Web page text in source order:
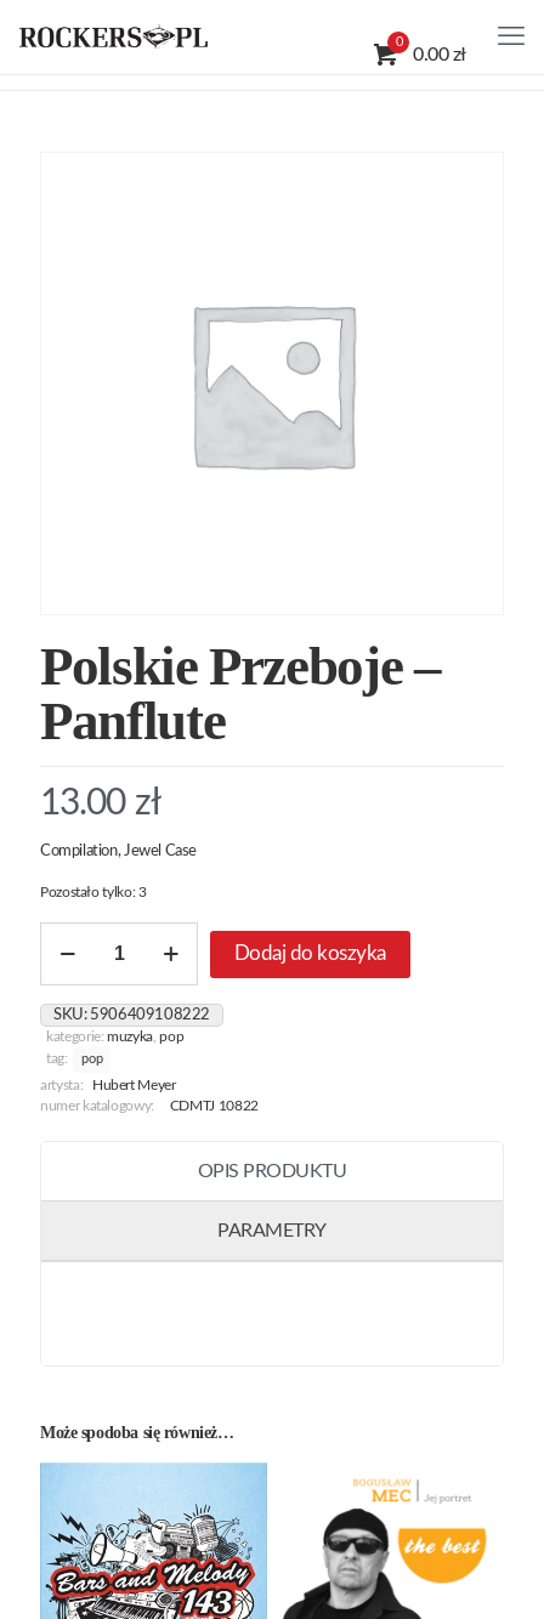
0
0.00 zł
Polskie Przeboje –
Panflute
13.00 zł
Compilation, Jewel Case
Pozostało tylko: 3
Polskie
-
Panflute
Dodaj do koszyka
SKU: 5906409108222
kategorie:muzyka,pop
tag:
pop
artysta:
Hubert Meyer
numer katalogowy:
CDMTJ 10822
OPIS PRODUKTU
PARAMETRY
Może spodoba się również…